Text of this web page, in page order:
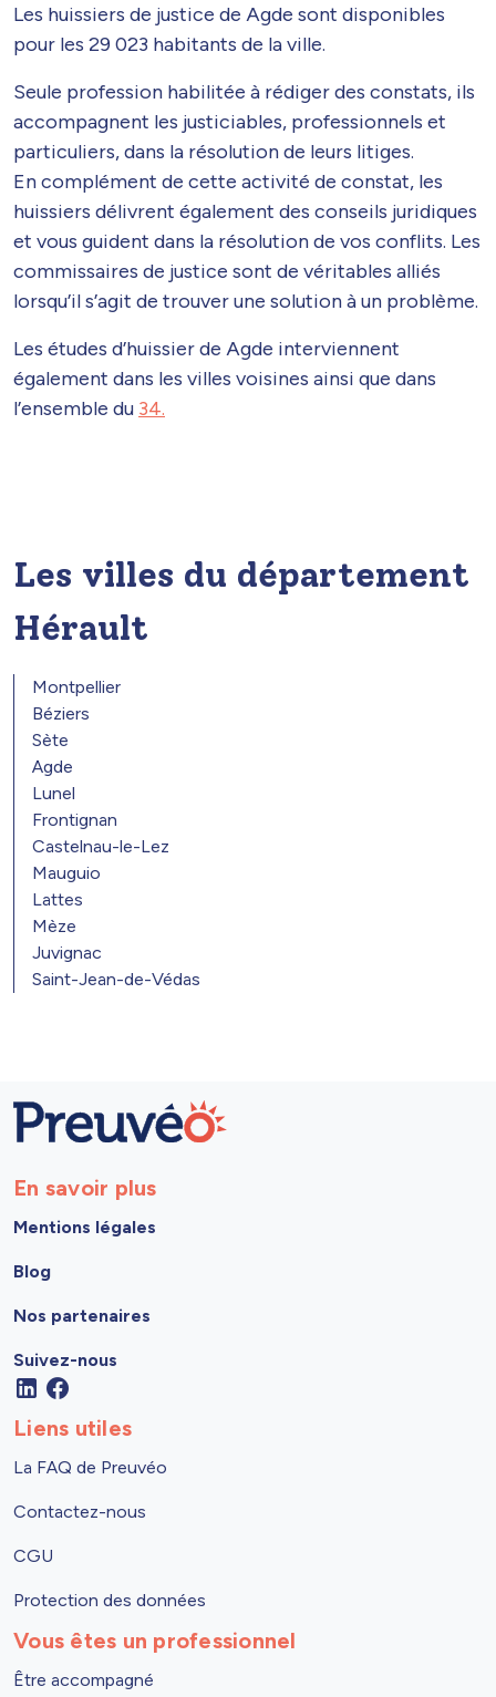
Les huissiers de justice de Agde sont disponibles
pour les 29 023 habitants de la ville.
Seule profession habilitée à rédiger des constats, ils
accompagnent les justiciables, professionnels et
particuliers, dans la résolution de leurs litiges.
En complément de cette activité de constat, les
huissiers délivrent également des conseils juridiques
et vous guident dans la résolution de vos conflits. Les
commissaires de justice sont de véritables alliés
lorsqu’il s’agit de trouver une solution à un problème.
Les études d’huissier de Agde interviennent
également dans les villes voisines ainsi que dans
l’ensemble du 34.
Les villes du département
Hérault
Montpellier
Béziers
Sète
Agde
Lunel
Frontignan
Castelnau-le-Lez
Mauguio
Lattes
Mèze
Juvignac
Saint-Jean-de-Védas
En savoir plus
Mentions légales
Blog
Nos partenaires
Suivez-nous
Liens utiles
La FAQ de Preuvéo
Contactez-nous
CGU
Protection des données
Vous êtes un professionnel
Être accompagné